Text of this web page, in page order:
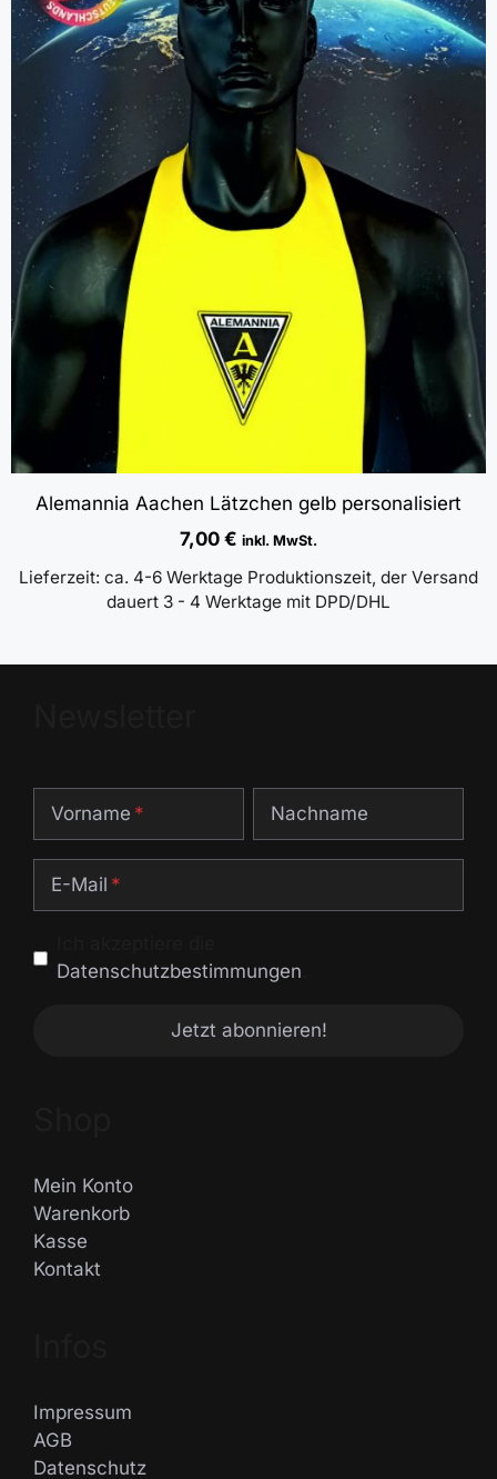
Alemannia Aachen Lätzchen gelb personalisiert
7,00 € inkl. MwSt.
Lieferzeit: ca. 4-6 Werktage Produktionszeit, der Versand
dauert 3 - 4 Werktage mit DPD/DHL
Vorname Nachname
E-Mail
Datenschutzbestimmungen
Mein Konto
Warenkorb
Kasse
Kontakt
Impressum
AGB
Datenschutz